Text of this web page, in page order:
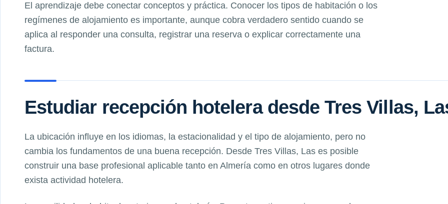
El aprendizaje debe conectar conceptos y práctica. Conocer los tipos de habitación o los
regímenes de alojamiento es importante, aunque cobra verdadero sentido cuando se
aplica al responder una consulta, registrar una reserva o explicar correctamente una
factura.
Estudiar recepción hotelera desde Tres Villas,
La ubicación influye en los idiomas, la estacionalidad y el tipo de alojamiento, pero no
cambia los fundamentos de una buena recepción. Desde Tres Villas, Las es posible
construir una base profesional aplicable tanto en Almería como en otros lugares donde
exista actividad hotelera.